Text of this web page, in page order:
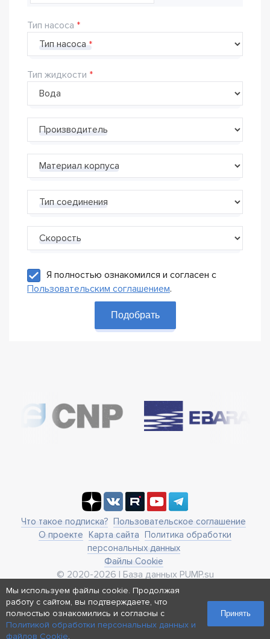
Тип насоса
Тип насоса
Тип жидкости
Производитель
Материал корпуса
Тип соединения
Скорость
Я полностью ознакомился и согласен с
Пользовательским соглашением.
Подобрать
Что такое подписка?
Пользовательское соглашение
О проекте
Карта сайта
Политика обработки
персональных данных
Файлы Cookie
© 2020-2026 | База данных PUMP.su
business@pump.su
г. Москва, ул. Ленинская Слобода 19
Реквизиты
Мы используем файлы cookie. Продолжая
работу с сайтом, вы подтверждаете, что
полностью ознакомились и согласны с
Политикой обработки персональных данных и
файлов Cookie.
Принять